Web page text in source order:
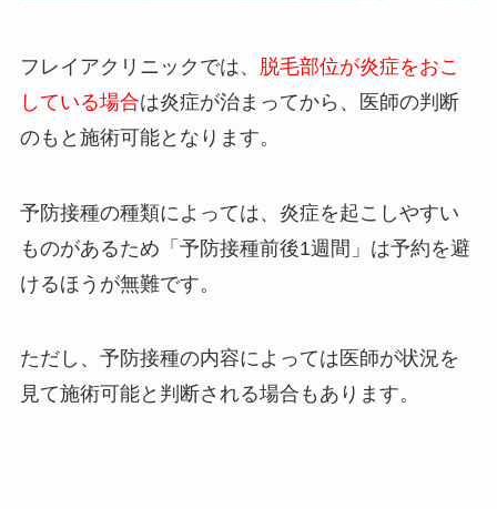
フレイアクリニックでは、 脱毛部位が炎症をおこ
している場合は炎症が治まってから、医師の判断
のもと施術可能となります。
予防接種の種類によっては、炎症を起こしやすい
ものがあるため「予防接種前後1週間」は予約を避
けるほうが無難です。
ただし、予防接種の内容によっては医師が状況を
見て施術可能と判断される場合もあります。